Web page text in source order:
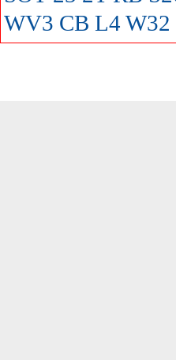
WV3 CB L4 W32